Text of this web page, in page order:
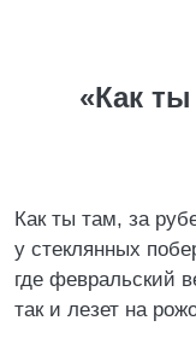
«Как
Как ты там, за
у стеклянных
где февральский
так и лезет на